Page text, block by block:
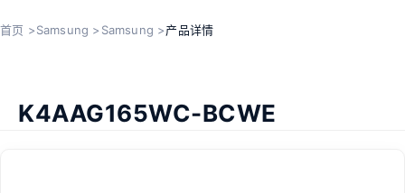
首页 >Samsung >Samsung >产品详情
K4AAG165WC-BCWE